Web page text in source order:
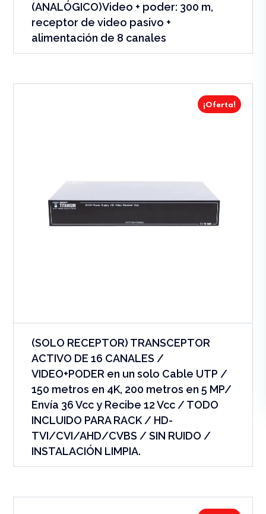
(ANALÓGICO)Video + poder: 300 m,
receptor de video pasivo +
alimentación de 8 canales
¡Oferta!
(SOLO RECEPTOR) TRANSCEPTOR
ACTIVO DE 16 CANALES /
VIDEO+PODER en un solo Cable UTP /
150 metros en 4K, 200 metros en 5 MP/
Envía 36 Vcc y Recibe 12 Vcc / TODO
INCLUIDO PARA RACK / HD-
TVI/CVI/AHD/CVBS / SIN RUIDO /
INSTALACIÓN LIMPIA.